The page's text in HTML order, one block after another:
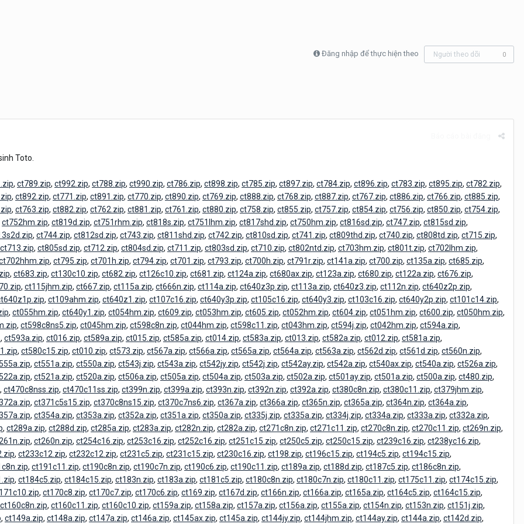
Đăng nhập để thực hiện theo Người theo dõi 0
Toto.
, ct789.zip, ct992.zip, ct788.zip, ct990.zip, ct786.zip, ct898.zip, ct785.zip, ct897.zip, ct784.zip, ct896.zip, ct783.zip, ct895.zip, ct782.zip,
, ct892.zip, ct771.zip, ct891.zip, ct770.zip, ct890.zip, ct769.zip, ct888.zip, ct768.zip, ct887.zip, ct767.zip, ct886.zip, ct766.zip, ct885.zip,
, ct763.zip, ct882.zip, ct762.zip, ct881.zip, ct761.zip, ct880.zip, ct758.zip, ct855.zip, ct757.zip, ct854.zip, ct756.zip, ct850.zip, ct754.zip,
ct752hm.zip, ct819d.zip, ct751rhm.zip, ct818s.zip, ct751lhm.zip, ct817shd.zip, ct750hm.zip, ct816sd.zip, ct747.zip, ct815sd.zip,
, ct744.zip, ct812sd.zip, ct743.zip, ct811shd.zip, ct742.zip, ct810sd.zip, ct741.zip, ct809thd.zip, ct740.zip, ct808td.zip, ct715.zip,
ct713.zip, ct805sd.zip, ct712.zip, ct804sd.zip, ct711.zip, ct803sd.zip, ct710.zip, ct802ntd.zip, ct703hm.zip, ct801t.zip, ct702lhm.zip,
, ct795.zip, ct701h.zip, ct794.zip, ct701.zip, ct793.zip, ct700h.zip, ct791r.zip, ct141a.zip, ct700.zip, ct135a.zip, ct685.zip,
, ct683.zip, ct130c10.zip, ct682.zip, ct126c10.zip, ct681.zip, ct124a.zip, ct680ax.zip, ct123a.zip, ct680.zip, ct122a.zip, ct676.zip,
, ct115jhm.zip, ct667.zip, ct115a.zip, ct666n.zip, ct114a.zip, ct640z3p.zip, ct113a.zip, ct640z3.zip, ct112n.zip, ct640z2p.zip,
, ct109ahm.zip, ct640z1.zip, ct107c16.zip, ct640y3p.zip, ct105c16.zip, ct640y3.zip, ct103c16.zip, ct640y2p.zip, ct101c14.zip,
, ct055hm.zip, ct640y1.zip, ct054hm.zip, ct609.zip, ct053hm.zip, ct605.zip, ct052hm.zip, ct604.zip, ct051hm.zip, ct600.zip, ct050hm.zip,
, ct598c8ns5.zip, ct045hm.zip, ct598c8n.zip, ct044hm.zip, ct598c11.zip, ct043hm.zip, ct594j.zip, ct042hm.zip, ct594a.zip,
, ct593a.zip, ct016.zip, ct589a.zip, ct015.zip, ct585a.zip, ct014.zip, ct583a.zip, ct013.zip, ct582a.zip, ct012.zip, ct581a.zip,
, ct580c15.zip, ct010.zip, ct573.zip, ct567a.zip, ct566a.zip, ct565a.zip, ct564a.zip, ct563a.zip, ct562d.zip, ct561d.zip, ct560n.zip,
, ct551a.zip, ct550a.zip, ct543j.zip, ct543a.zip, ct542jy.zip, ct542j.zip, ct542ay.zip, ct542a.zip, ct540ax.zip, ct540a.zip, ct526a.zip,
, ct521a.zip, ct520a.zip, ct506a.zip, ct505a.zip, ct504a.zip, ct503a.zip, ct502a.zip, ct501ay.zip, ct501a.zip, ct500a.zip, ct480.zip,
, ct470c8nss.zip, ct470c11ss.zip, ct399n.zip, ct399a.zip, ct393n.zip, ct392n.zip, ct392a.zip, ct380c8n.zip, ct380c11.zip, ct379jhm.zip,
, ct371c5s15.zip, ct370c8ns15.zip, ct370c7ns6.zip, ct367a.zip, ct366a.zip, ct365n.zip, ct365a.zip, ct364n.zip, ct364a.zip,
, ct354a.zip, ct353a.zip, ct352a.zip, ct351a.zip, ct350a.zip, ct335j.zip, ct335a.zip, ct334j.zip, ct334a.zip, ct333a.zip, ct332a.zip,
, ct289a.zip, ct288d.zip, ct285a.zip, ct283a.zip, ct282n.zip, ct282a.zip, ct271c8n.zip, ct271c11.zip, ct270c8n.zip, ct270c11.zip, ct269n.zip,
, ct260n.zip, ct254c16.zip, ct253c16.zip, ct252c16.zip, ct251c15.zip, ct250c5.zip, ct250c15.zip, ct239c16.zip, ct238yc16.zip,
, ct233c12.zip, ct232c12.zip, ct231c5.zip, ct231c15.zip, ct230c16.zip, ct198.zip, ct196c15.zip, ct194c5.zip, ct194c15.zip,
, ct191c11.zip, ct190c8n.zip, ct190c7n.zip, ct190c6.zip, ct190c11.zip, ct189a.zip, ct188d.zip, ct187c5.zip, ct186c8n.zip,
, ct184c5.zip, ct184c15.zip, ct183n.zip, ct183a.zip, ct181c5.zip, ct180c8n.zip, ct180c7n.zip, ct180c11.zip, ct175c11.zip, ct174c15.zip,
, ct170c8.zip, ct170c7.zip, ct170c6.zip, ct169.zip, ct167d.zip, ct166n.zip, ct166a.zip, ct165a.zip, ct164c5.zip, ct164c15.zip,
ct160c8n.zip, ct160c11.zip, ct160c10.zip, ct159a.zip, ct158a.zip, ct157a.zip, ct156a.zip, ct155a.zip, ct154n.zip, ct153n.zip, ct151j.zip,
, ct149a.zip, ct148a.zip, ct147a.zip, ct146a.zip, ct145ax.zip, ct145a.zip, ct144jy.zip, ct144jhm.zip, ct144ay.zip, ct144a.zip, ct142d.zip,